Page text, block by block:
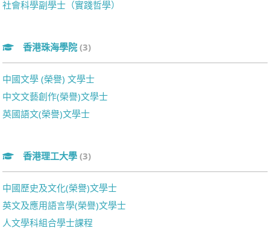
社會科學副學士（實踐哲學）
香港珠海學院 (3)
中國文學 (榮譽) 文學士
中文文藝創作(榮譽)文學士
英國語文(榮譽)文學士
香港理工大學 (3)
中國歷史及文化(榮譽)文學士
英文及應用語言學(榮譽)文學士
人文學科組合學士課程